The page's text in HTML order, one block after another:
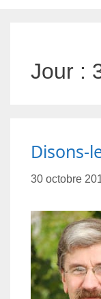
Jour :
Disons-
30 octobre